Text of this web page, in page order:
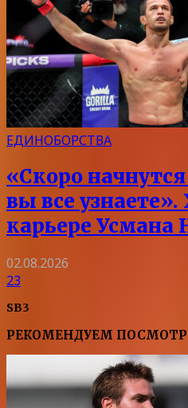
ЕДИНОБОРСТВА
«Скоро
вы все
карьере Усмана
02.08.2026
23
SB3
РЕКОМЕНДУЕМ